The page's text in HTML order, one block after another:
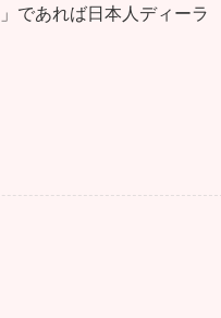
であれば日本人ディーラ